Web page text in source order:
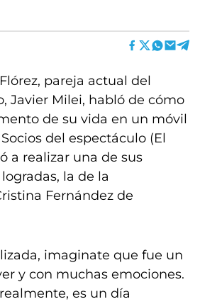
pareja actual del
Javier Milei, habló de cómo
de su vida en un móvil
del espectáculo (El
a realizar una de sus
la de la
Fernández de
imaginate que fue un
y con muchas emociones.
es un día